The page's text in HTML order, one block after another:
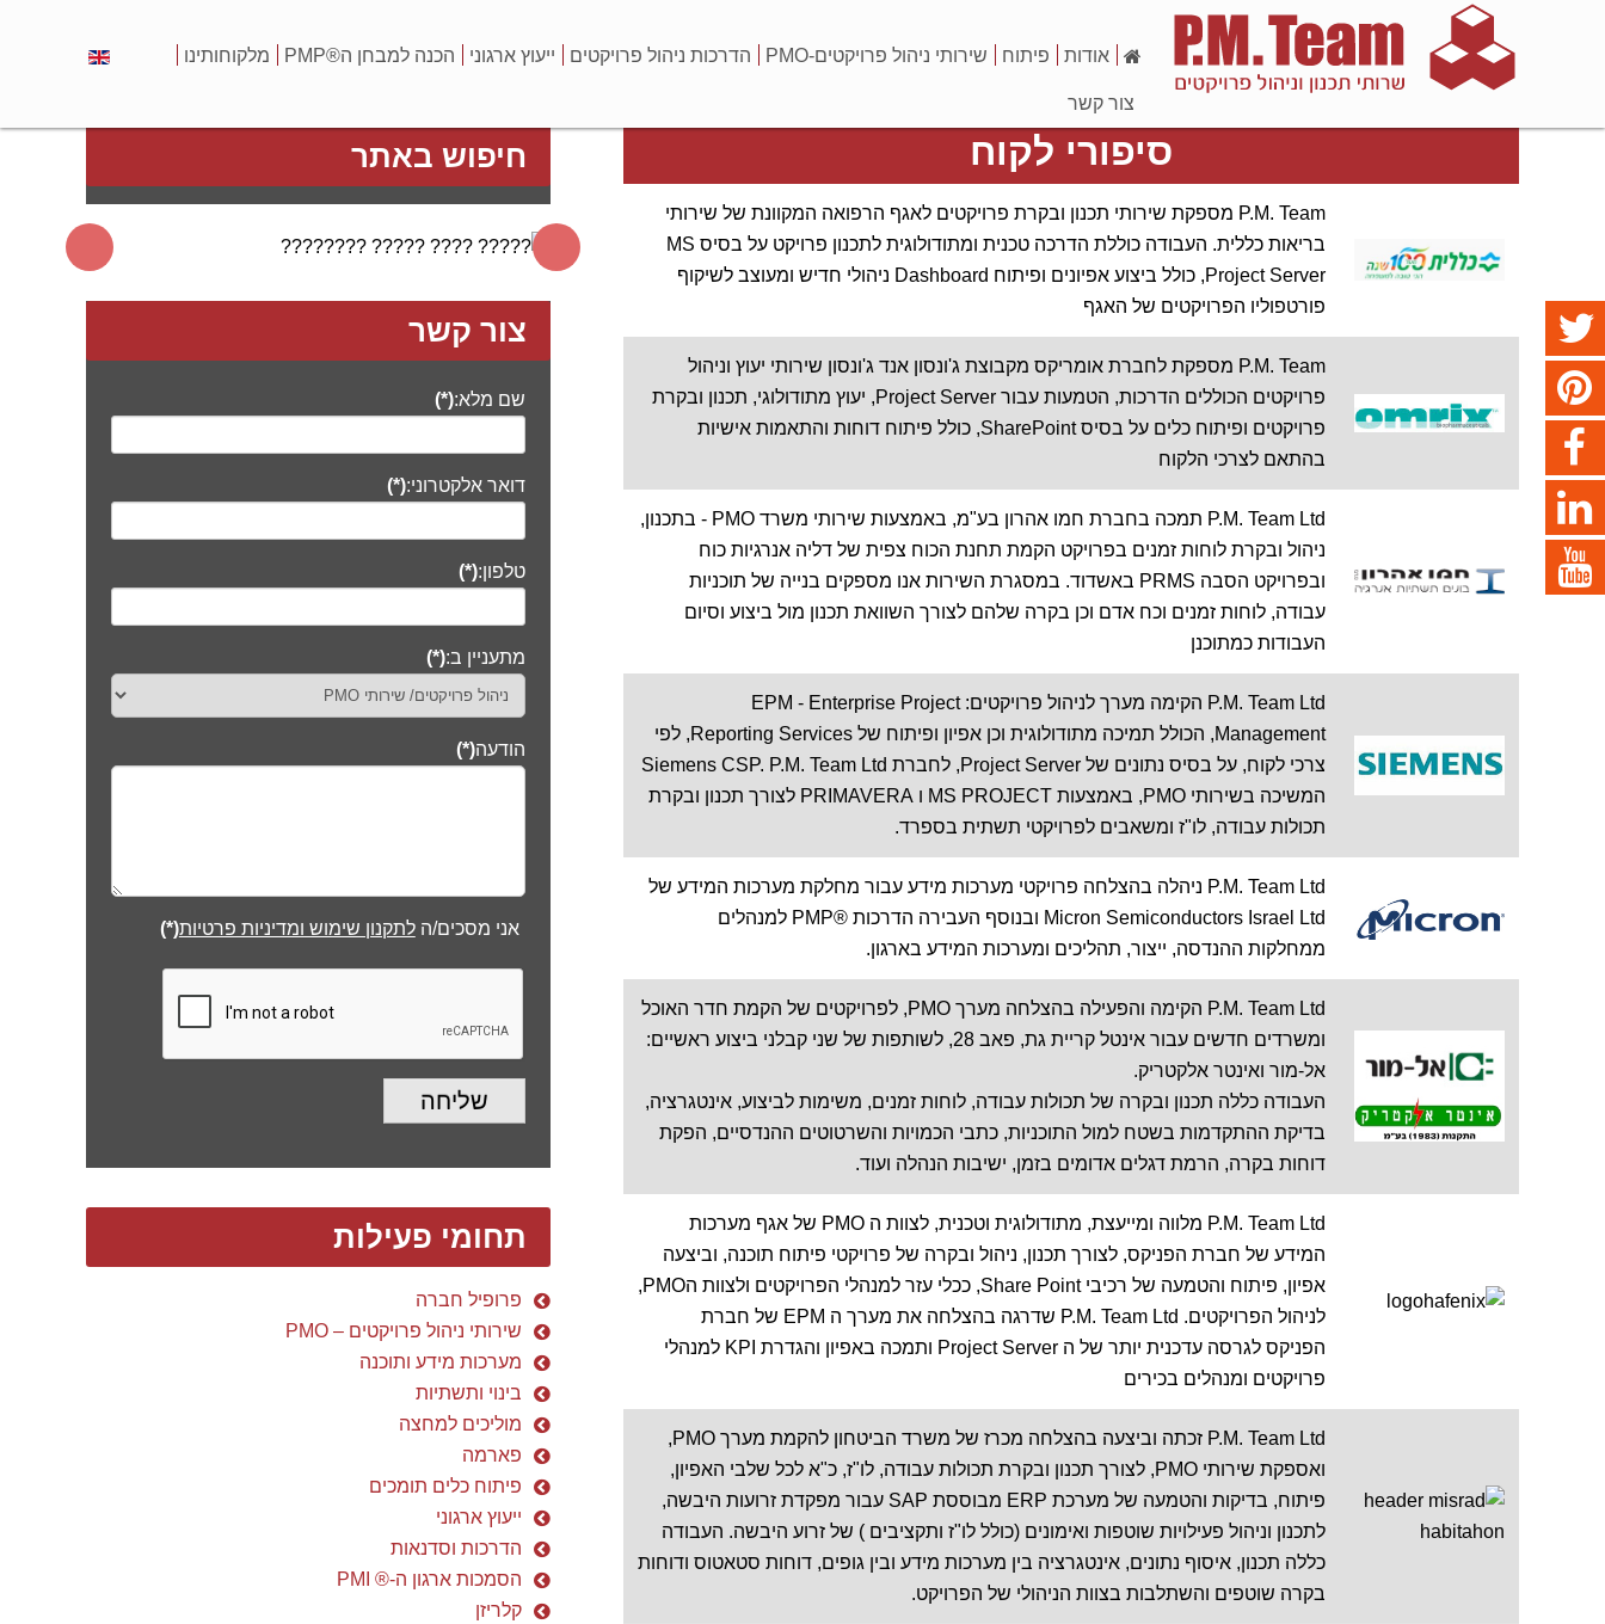
אודות פיתוח שירותי ניהול פרויקטים-PMO הדרכות ניהול פרויקטים ייעוץ ארגוני הכנה למבחן ה®PMP מלקוחותינו
צור קשר
סיפורי לקוח
P.M. Team מספקת שירותי תכנון ובקרת פרויקטים לאגף הרפואה המקוונת של שירותי
בריאות כללית. העבודה כוללת הדרכה טכנית ומתודולוגית לתכנון פרויקט על בסיס MS
Project Server, כולל ביצוע אפיונים ופיתוח Dashboard ניהולי חדיש ומעוצב לשיקוף
פורטפוליו הפרויקטים של האגף
P.M. Team מספקת לחברת אומריקס מקבוצת ג'ונסון אנד ג'ונסון שירותי יעוץ וניהול
פרויקטים הכוללים הדרכות, הטמעות עבור Project Server, יעוץ מתודולוגי, תכנון ובקרת
פרויקטים ופיתוח כלים על בסיס SharePoint, כולל פיתוח דוחות והתאמות אישיות
בהתאם לצרכי הלקוח
P.M. Team Ltd תמכה בחברת חמו אהרון בע"מ, באמצעות שירותי משרד PMO - בתכנון,
ניהול ובקרת לוחות זמנים בפרויקט הקמת תחנת הכוח צפית של דליה אנרגיות כוח
ובפרויקט הסבה PRMS באשדוד. במסגרת השירות אנו מספקים בנייה של תוכניות
עבודה, לוחות זמנים וכח אדם וכן בקרה שלהם לצורך השוואת תכנון מול ביצוע וסיום
העבודות כמתוכנן
P.M. Team Ltd הקימה מערך לניהול פרויקטים: EPM - Enterprise Project
Management, הכולל תמיכה מתודולוגית וכן אפיון ופיתוח של Reporting Services, לפי
צרכי לקוח, על בסיס נתונים של Project Server, לחברת Siemens CSP. P.M. Team Ltd
המשיכה בשירותי PMO, באמצעות MS PROJECT ו PRIMAVERA לצורך תכנון ובקרת
תכולות עבודה, לו"ז ומשאבים לפרויקטי תשתית בספרד.
P.M. Team Ltd ניהלה בהצלחה פרויקטי מערכות מידע עבור מחלקת מערכות המידע של
Micron Semiconductors Israel Ltd ובנוסף העבירה הדרכות ®PMP למנהלים
ממחלקות ההנדסה, ייצור, תהליכים ומערכות המידע בארגון.
P.M. Team Ltd הקימה והפעילה בהצלחה מערך PMO, לפרויקטים של הקמת חדר האוכל
ומשרדים חדשים עבור אינטל קריית גת, פאב 28, לשותפות של שני קבלני ביצוע ראשיים:
אל-מור ואינטר אלקטריק.
העבודה כללה תכנון ובקרה של תכולות עבודה, לוחות זמנים, משימות לביצוע, אינטגרציה,
בדיקת ההתקדמות בשטח למול התוכניות, כתבי הכמויות והשרטוטים ההנדסיים, הפקת
דוחות בקרה, הרמת דגלים אדומים בזמן, ישיבות הנהלה ועוד.
P.M. Team Ltd מלווה ומייעצת, מתודולוגית וטכנית, לצוות ה PMO של אגף מערכות
המידע של חברת הפניקס, לצורך תכנון, ניהול ובקרה של פרויקטי פיתוח תוכנה, וביצעה
אפיון, פיתוח והטמעה של רכיבי Share Point, ככלי עזר למנהלי הפרויקטים ולצוות הPMO,
לניהול הפרויקטים. P.M. Team Ltd שדרגה בהצלחה את מערך ה EPM של חברת
הפניקס לגרסה עדכנית יותר של ה Project Server ותמכה באפיון והגדרת KPI למנהלי
פרויקטים ומנהלים בכירים
P.M. Team Ltd זכתה וביצעה בהצלחה מכרז של משרד הביטחון להקמת מערך PMO,
ואספקת שירותי PMO, לצורך תכנון ובקרת תכולות עבודה, לו"ז, כ"א לכל שלבי האפיון,
פיתוח, בדיקות והטמעה של מערכת ERP מבוססת SAP עבור מפקדת זרועות היבשה,
לתכנון וניהול פעילויות שוטפות ואימונים (כולל לו"ז ותקציבים ) של זרוע היבשה. העבודה
כללה תכנון, איסוף נתונים, אינטגרציה בין מערכות מידע ובין גופים, דוחות סטאטוס ודוחות
בקרה שוטפים והשתלבות בצוות הניהולי של הפרויקט.
חיפוש באתר
צור קשר
שם מלא:(*)
דואר אלקטרוני:(*)
טלפון:(*)
מתעניין ב:(*)
הודעה(*)
אני מסכים/הלתקנון שימוש ומדיניות פרטיות(*)
שליחה
תחומי פעילות
פרופיל חברה
שירותי ניהול פרויקטים – PMO
מערכות מידע ותוכנה
בינוי ותשתיות
מוליכים למחצה
פארמה
פיתוח כלים תומכים
ייעוץ ארגוני
הדרכות וסדנאות
הסמכות ארגון ה-® PMI
קלריזן